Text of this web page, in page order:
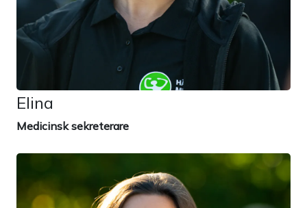
Elina
Medicinsk sekreterare